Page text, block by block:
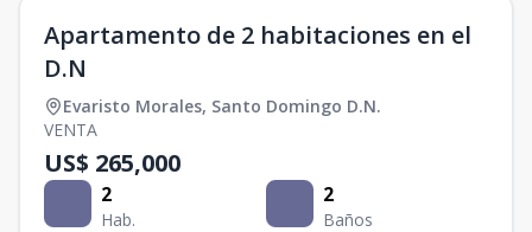
Apartamento de 2 habitaciones en el
D.N
Evaristo Morales, Santo Domingo D.N.
VENTA
US$ 265,000
2
Hab.
2
Baños